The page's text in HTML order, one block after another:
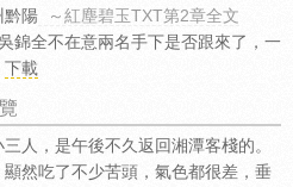
黔陽
～紅塵碧玉TXT第2章全文
錦全不在意兩名手下是否跟來了，一
下載
人，是午後不久返回湘潭客棧的。
然吃了不少苦頭，氣色都很差，垂